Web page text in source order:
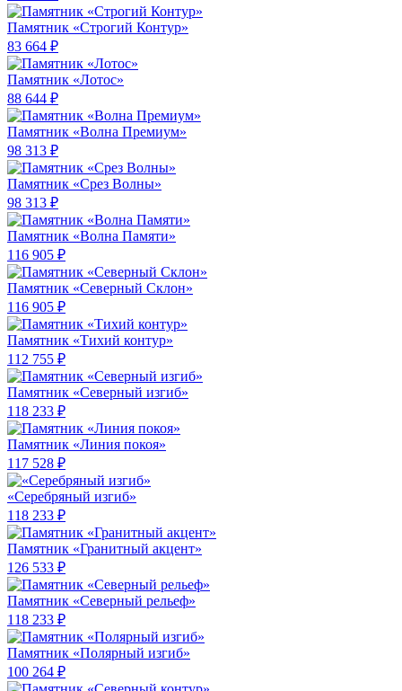
Памятник «Строгий Контур»
83 664 ₽
Памятник «Лотос»
88 644 ₽
Памятник «Волна Премиум»
98 313 ₽
Памятник «Срез Волны»
98 313 ₽
Памятник «Волна Памяти»
116 905 ₽
Памятник «Северный Склон»
116 905 ₽
Памятник «Тихий контур»
112 755 ₽
Памятник «Северный изгиб»
118 233 ₽
Памятник «Линия покоя»
117 528 ₽
«Серебряный изгиб»
118 233 ₽
Памятник «Гранитный акцент»
126 533 ₽
Памятник «Северный рельеф»
118 233 ₽
Памятник «Полярный изгиб»
100 264 ₽